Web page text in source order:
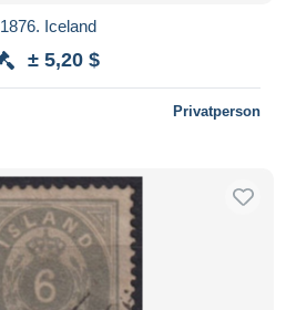
1876. Iceland
± 5,20 $
Privatperson